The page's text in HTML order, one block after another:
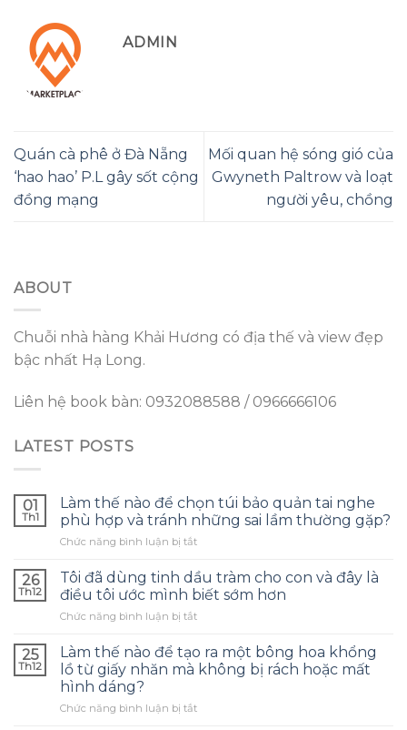
ADMIN
Quán cà phê ở Đà Nẵng
‘hao hao’ P.L gây sốt cộng
đồng mạng
Mối quan hệ sóng gió của
Gwyneth Paltrow và loạt
người yêu, chồng
ABOUT
Chuỗi nhà hàng Khải Hương có địa thế và view đẹp
bậc nhất Hạ Long.
Liên hệ book bàn: 0932088588 / 0966666106
LATEST POSTS
01
Th1
Làm thế nào để chọn túi bảo quản tai nghe
phù hợp và tránh những sai lầm thường gặp?
Chức năng bình luận bị tắtở
thế
nào
để
chọn
bảo
quản
phù
26
Th12
Tôi đã dùng tinh dầu tràm cho con và đây là
điều tôi ước mình biết sớm hơn
Chức năng bình luận bị tắtở
dùng
tinh
tràm
25
Th12
Làm thế nào để tạo ra một bông hoa khổng
lồ từ giấy nhăn mà không bị rách hoặc mất
hình dáng?
Chức năng bình luận bị tắtở